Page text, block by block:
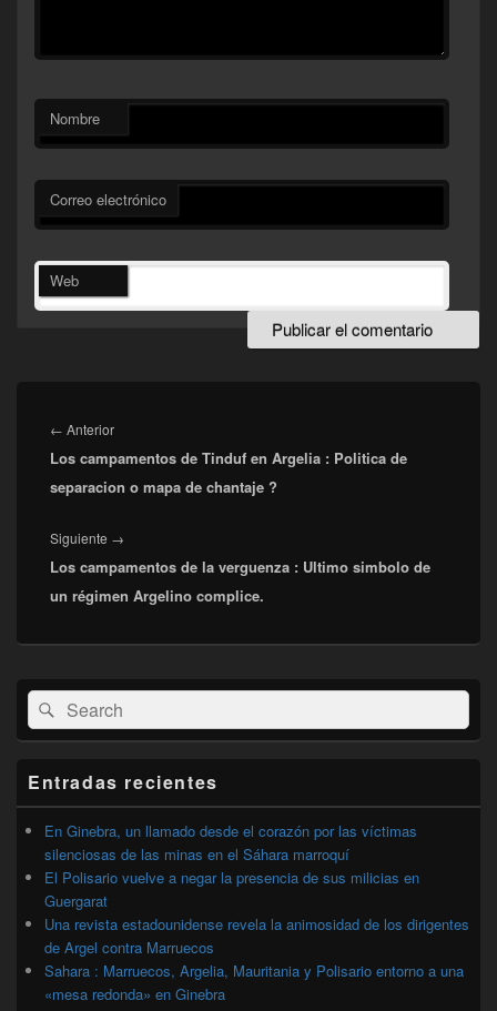
Nombre
Correo electrónico
Web
de
entradas
← AnteriorEntrada
anterior:
Los campamentos de Tinduf en Argelia : Politica de
separacion o mapa de chantaje ?
Siguiente →
siguiente:
Los campamentos de la verguenza : Ultimo simbolo de
un régimen Argelino complice.
El
área
de
widget
lateral
primaria
Buscar
por:
Buscar
Entradas recientes
En Ginebra, un llamado desde el corazón por las víctimas
silenciosas de las minas en el Sáhara marroquí
El Polisario vuelve a negar la presencia de sus milicias en
Guergarat
Una revista estadounidense revela la animosidad de los dirigentes
de Argel contra Marruecos
Sahara : Marruecos, Argelia, Mauritania y Polisario entorno a una
«mesa redonda» en Ginebra